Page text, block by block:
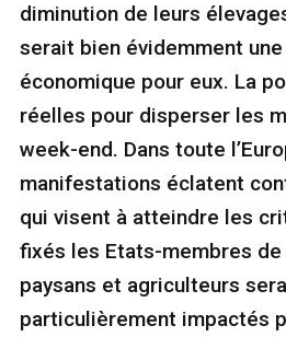
diminution de leurs
serait bien évidemment
économique pour eux. La
réelles pour disperser les
week-end. Dans toute
manifestations éclatent
qui visent à atteindre les
fixés les Etats-membres de
paysans et agriculteurs
particulièrement impactés